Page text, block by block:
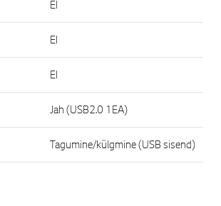
EI
EI
EI
Jah (USB2.0 1EA)
Tagumine/külgmine (USB sisend)